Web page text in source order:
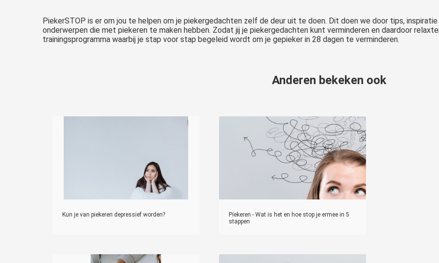
PiekerSTOP is er om jou te helpen om je piekergedachten zelf de deur uit te doen. Dit doen we door tips,
onderwerpen die met piekeren te maken hebben. Zodat jij je piekergedachten kunt verminderen en daardoor
trainingsprogramma waarbij je stap voor stap begeleid wordt om je gepieker in 28 dagen te verminderen.
Anderen bekeken ook
Kun je van piekeren depressief worden?
Piekeren - Wat is het en hoe stop je ermee in 5
stappen